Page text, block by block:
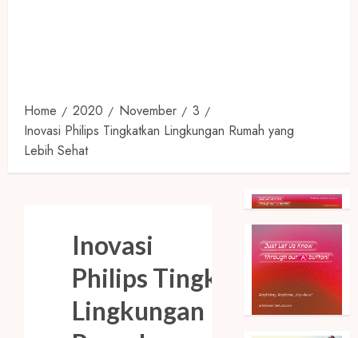
Home 2020 November
3
Inovasi Philips Tingkatkan Lingkungan Rumah yang
Lebih Sehat
Inovasi
Philips Tingkatkan
Lingkungan